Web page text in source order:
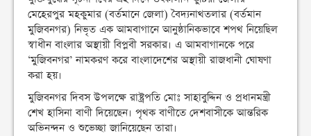
মেহেরপুর মহকুমার (বর্তমানে জেলা) বৈদ্যনাথতলার (বর্তমান
মুজিবনগর) নিভৃত এক আমবাগানে আনুষ্ঠানিকভাবে শপথ নিয়েছিল
স্বাধীন বাংলার অস্থায়ী বিপ্লবী সরকার। এ আমবাগানকে পরে
‘মুজিবনগর’ নামকরণ করে বাংলাদেশের অস্থায়ী রাজধানী ঘোষণা
করা হয়।
মুজিবনগর দিবস উপলক্ষে রাষ্ট্রপতি মোঃ সাহাবুদ্দিন ও প্রধানমন্ত্রী
শেখ হাসিনা বাণী দিয়েছেন। পৃথক বাণীতে দেশবাসীকে আন্তরিক
অভিনন্দন ও শুভেচ্ছা জানিয়েছেন তারা।